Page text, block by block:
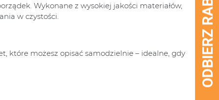
Wykonane z wysokiej jakości materiałów,
w czystości.
które możesz opisać samodzielnie – idealne, gdy